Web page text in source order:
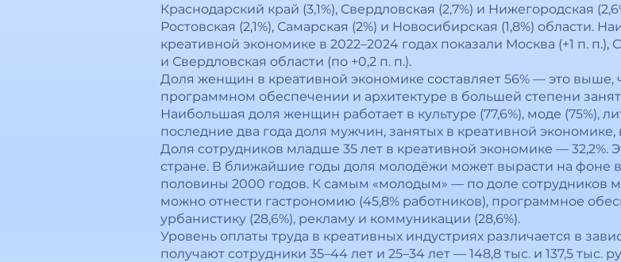
Краснодарский край (3,1%), Свердловская (2,7%) и Нижегородская
Ростовская (2,1%), Самарская (2%) и Новосибирская (1,8%) области.
креативной экономике в 2022–2024 годах показали Москва (+1 п.
и Свердловская области (по +0,2 п. п.).
Доля женщин в креативной экономике составляет 56% — это выше,
программном обеспечении и архитектуре в большей степени
Наибольшая доля женщин работает в культуре (77,6%), моде (75%),
последние два года доля мужчин, занятых в креативной экономике,
Доля сотрудников младше 35 лет в креативной экономике — 32,2%.
стране. В ближайшие годы доля молодёжи может вырасти на фоне
половины 2000 годов. К самым «молодым» — по доле сотрудников
можно отнести гастрономию (45,8% работников), программное
урбанистику (28,6%), рекламу и коммуникации (28,6%).
Уровень оплаты труда в креативных индустриях различается в
получают сотрудники 35–44 лет и 25–34 лет — 148,8 тыс. и 137,5